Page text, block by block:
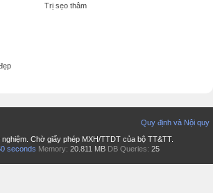
Trị sẹo thâm
Quy định và Nội quy
Chờ giấy phép MXH/TTDT của bộ TT&TT.
seconds Memory: 20.811 MB DB Queries: 25